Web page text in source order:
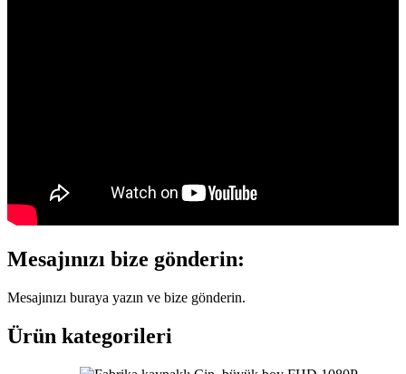
Mesajınızı bize gönderin:
Mesajınızı buraya yazın ve bize gönderin.
Ürün kategorileri